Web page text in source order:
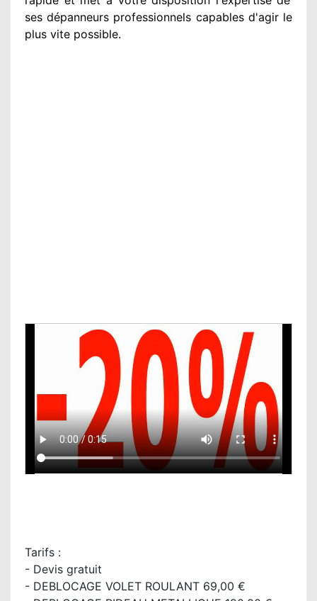
ses dépanneurs professionnels capables d'agirle
plus vite possible.
Tarifs :
- Devis gratuit
- DEBLOCAGE VOLET ROULANT 69,00 €